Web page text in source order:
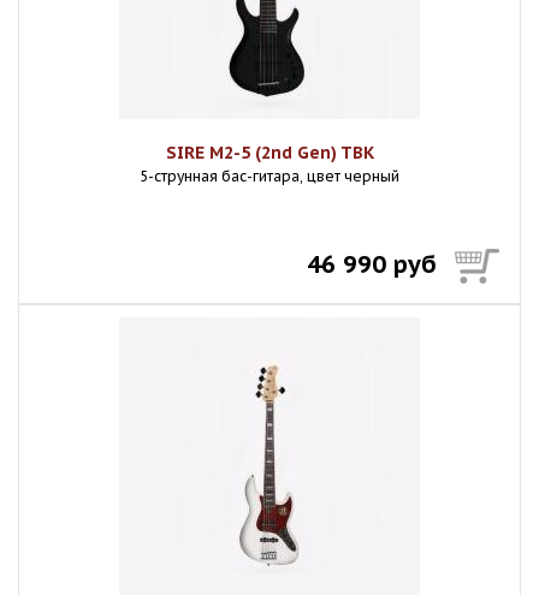
SIRE M2-5 (2nd Gen) TBK
5-струнная бас-гитара, цвет черный
46 990 руб